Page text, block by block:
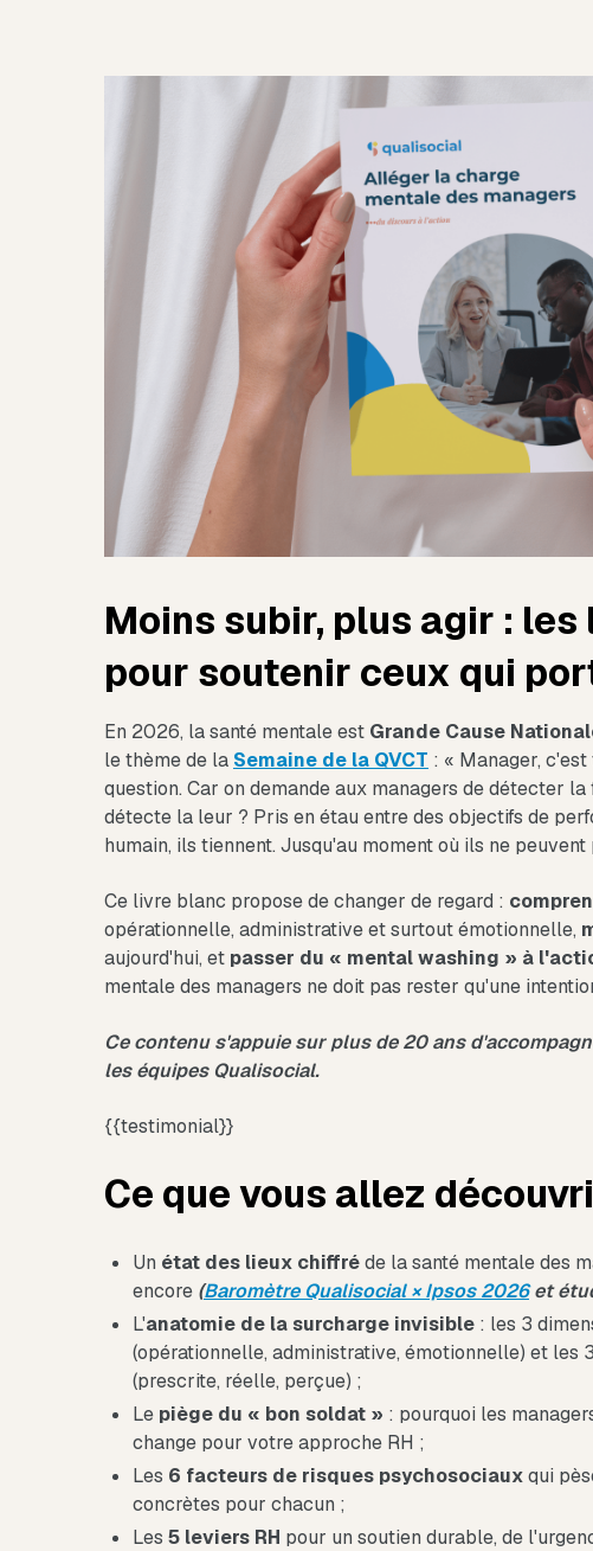
Moins subir, plus agir :
pour soutenir ceux qui
En 2026, la santé mentale est Grande Cause
le thème de la Semaine de la QVCT : « Manager,
question. Car on demande aux managers de détecter
détecte la leur ? Pris en étau entre des objectifs de
humain, ils tiennent. Jusqu'au moment où ils ne peuvent
Ce livre blanc propose de changer de regard :
opérationnelle, administrative et surtout émotionnelle,
aujourd'hui, et passer du « mental washing » à
mentale des managers ne doit pas rester qu'une
Ce contenu s'appuie sur plus de 20 ans
les équipes Qualisocial.
{{testimonial}}
Ce que vous allez
Un état des lieux chiffréde la santé mentale des
encore (Baromètre Qualisocial × Ipsos 2026et
L'anatomie de la surcharge invisible : les 3
(opérationnelle, administrative, émotionnelle) et les
(prescrite, réelle, perçue) ;
Le piège du « bon soldat » : pourquoi les
change pour votre approche RH ;
Les 6 facteurs de risques psychosociauxqui
concrètes pour chacun ;
Les 5 leviers RH pour un soutien durable, de